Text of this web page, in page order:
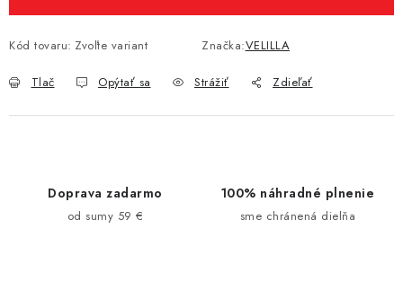
Kód tovaru: Zvoľte variant Značka:VELILLA
Tlač Opýtať sa Strážiť Zdieľať
Doprava zadarmo
od sumy 59 €
100% náhradné plnenie
sme chránená dielňa